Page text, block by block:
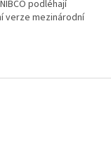
podléhají
verze mezinárodní